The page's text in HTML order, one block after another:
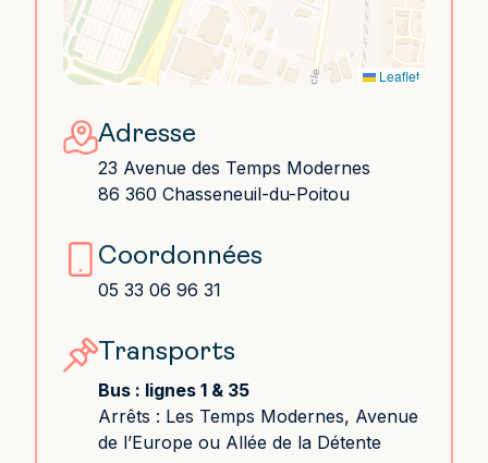
Leaflet
Adresse
23 Avenue des Temps Modernes
86 360 Chasseneuil-du-Poitou
Coordonnées
05 33 06 96 31
Transports
Bus : lignes 1 & 35
Arrêts : Les Temps Modernes, Avenue
de l’Europe ou Allée de la Détente